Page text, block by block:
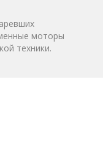
моторы
техники.